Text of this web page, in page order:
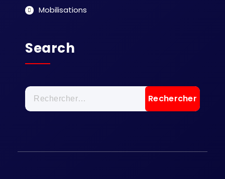
Mobilisations
Search
Rechercher :